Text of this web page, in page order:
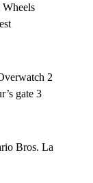
2
gate 3
Bros. La